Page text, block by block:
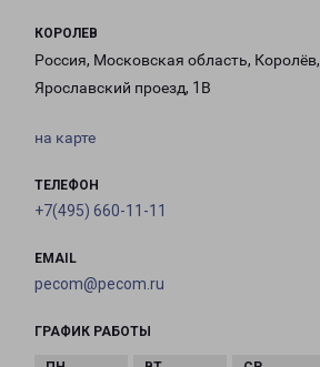
КОРОЛЕВ
Россия, Московская область, Королёв,
Ярославский проезд, 1В
на карте
ТЕЛЕФОН
+7(495) 660-11-11
EMAIL
pecom@pecom.ru
ГРАФИК РАБОТЫ